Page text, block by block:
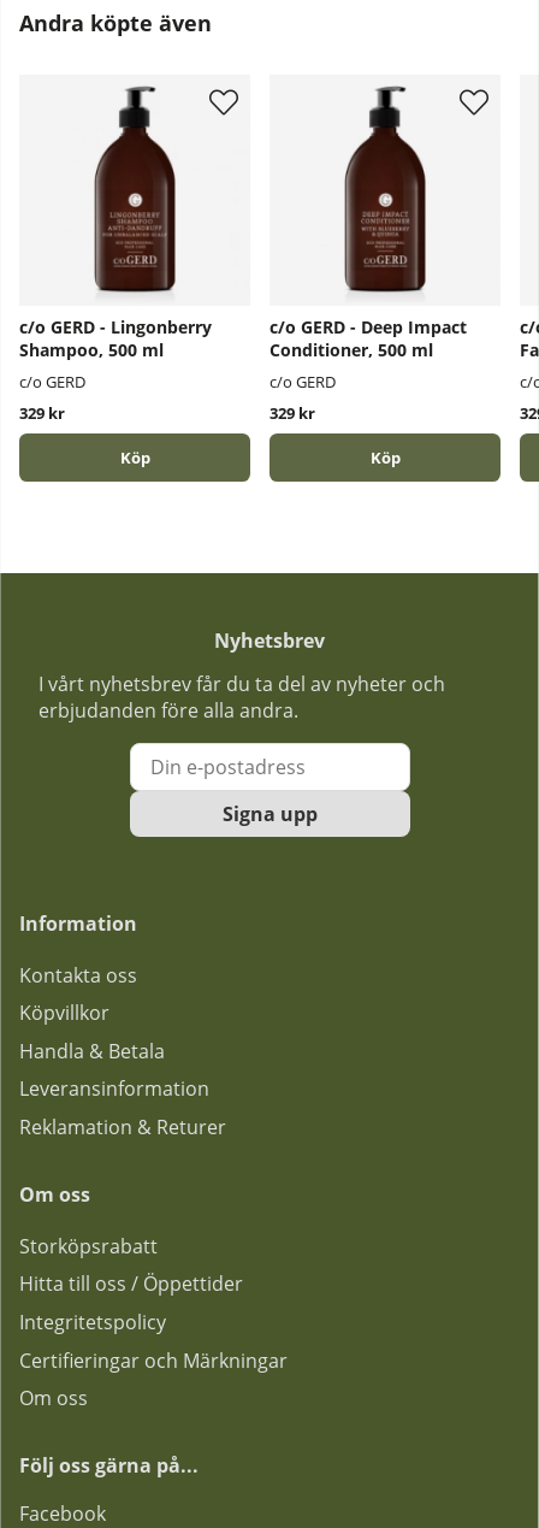
Andra köpte även
c/o GERD - Lingonberry
Shampoo, 500 ml
c/o GERD
329 kr
Köp
c/o GERD - Deep Impact
Conditioner, 500 ml
c/o GERD
329 kr
Köp
c/
c/
Nyhetsbrev
I vårt nyhetsbrev får du ta del av nyheter och
erbjudanden före alla andra.
Signa upp
Information
Kontakta oss
Köpvillkor
Handla & Betala
Leveransinformation
Reklamation & Returer
Om oss
Storköpsrabatt
Hitta till oss / Öppettider
Integritetspolicy
Certifieringar och Märkningar
Om oss
Följ oss gärna på...
Facebook